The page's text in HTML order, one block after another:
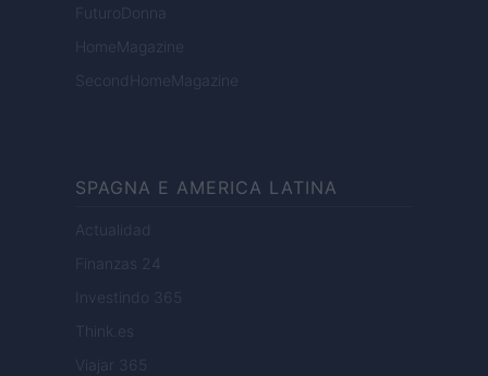
FuturoDonna
HomeMagazine
SecondHomeMagazine
SPAGNA E AMERICA LATINA
Actualidad
Finanzas 24
Investindo 365
Think.es
Viajar 365